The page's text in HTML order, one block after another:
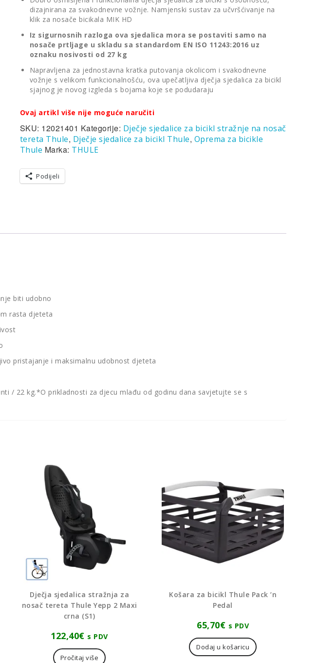
dizajnirana za svakodnevne vožnje. Namjenski sustav za učvršćivanje na
klik za nosače bicikala MIK HD
Iz sigurnosnih razloga ova sjedalica mora se postaviti samo na
nosače prtljage u skladu sa standardom EN ISO 11243:2016 uz
oznaku nosivosti od 27 kg
Napravljena za jednostavna kratka putovanja okolicom i svakodnevne
vožnje s velikom funkcionalnošću, ova upečatljiva dječja sjedalica za bicikl
sjajnog je novog izgleda s bojama koje se podudaraju
Ovaj artikl više nije moguće naručiti
SKU: 12021401 Kategorije: Dječje sjedalice za bicikl stražnje na nosač
tereta Thule, Dječje sjedalice za bicikl Thule, Oprema za bicikle
Thule Marka: THULE
Podijeli
biti udobno
rasta djeteta
pristajanje i maksimalnu udobnost djeteta
/ 22 kg.*O prikladnosti za djecu mlađu od godinu dana savjetujte se s
Dječja sjedalica stražnja za
nosač tereta Thule Yepp 2 Maxi
crna (S1)
122,40€ s PDV
Pročitaj više
Košara za bicikl Thule Pack ’n
Pedal
65,70€ s PDV
Dodaj u košaricu